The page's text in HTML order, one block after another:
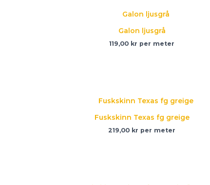
Galon ljusgrå
119,00 kr per meter
Fuskskinn Texas fg greige
219,00 kr per meter